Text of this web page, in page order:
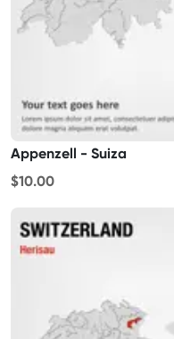
Appenzell - Suiza
$10.00